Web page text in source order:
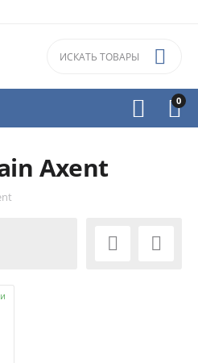
0



Axent
 